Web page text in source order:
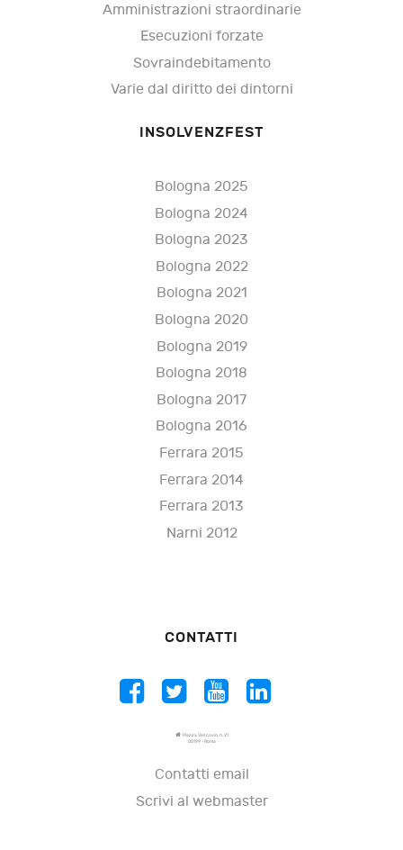
Amministrazioni straordinarie
Esecuzioni forzate
Sovraindebitamento
Varie dal diritto dei dintorni
INSOLVENZFEST
Bologna 2025
Bologna 2024
Bologna 2023
Bologna 2022
Bologna 2021
Bologna 2020
Bologna 2019
Bologna 2018
Bologna 2017
Bologna 2016
Ferrara 2015
Ferrara 2014
Ferrara 2013
Narni 2012
CONTATTI
Piazza Vescovio, n. 21
00199 - Roma
Contatti email
Scrivi al webmaster